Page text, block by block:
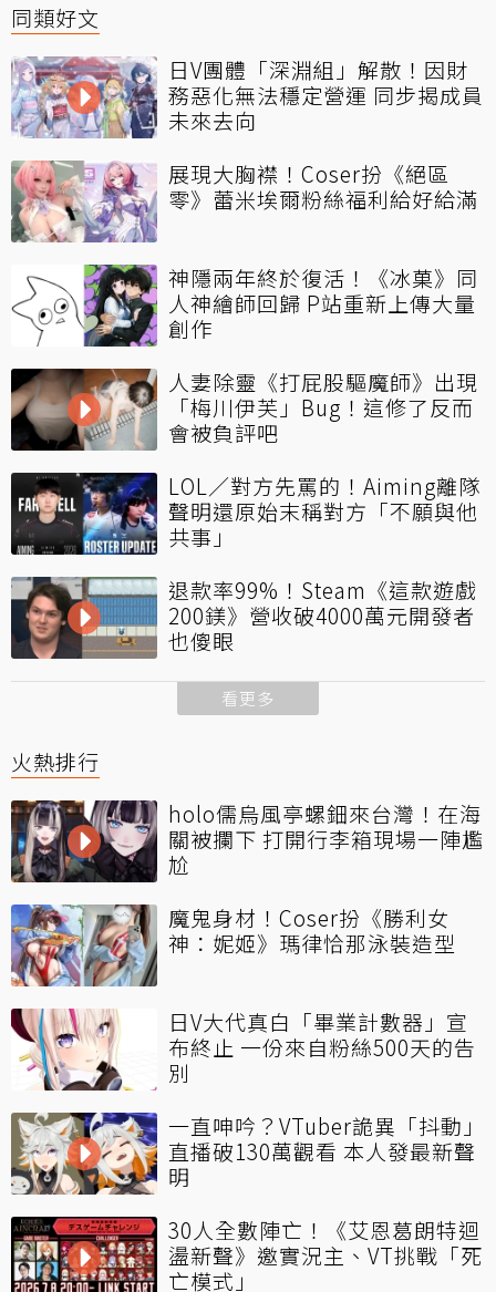
同類好文
日V團體「深淵組」解散！因財
務惡化無法穩定營運 同步揭成員
未來去向
展現大胸襟！Coser扮《絕區
零》蕾米埃爾粉絲福利給好給滿
神隱兩年終於復活！《冰菓》同
人神繪師回歸 P站重新上傳大量
創作
人妻除靈《打屁股驅魔師》出現
「梅川伊芙」Bug！這修了反而
會被負評吧
LOL／對方先罵的！Aiming離隊
聲明還原始末稱對方「不願與他
共事」
退款率99%！Steam《這款遊戲
200鎂》營收破4000萬元開發者
也傻眼
看更多
火熱排行
holo儒烏風亭螺鈿來台灣！在海
關被攔下 打開行李箱現場一陣尷
尬
魔鬼身材！Coser扮《勝利女
神：妮姬》瑪律恰那泳裝造型
日V大代真白「畢業計數器」宣
布終止 一份來自粉絲500天的告
別
一直呻吟？VTuber詭異「抖動」
直播破130萬觀看 本人發最新聲
明
30人全數陣亡！《艾恩葛朗特迴
盪新聲》邀實況主、VT挑戰「死
亡模式」